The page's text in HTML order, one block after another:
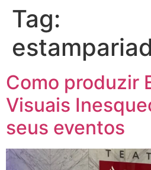
Tag:
Como produzir
Visuais
seus eventos